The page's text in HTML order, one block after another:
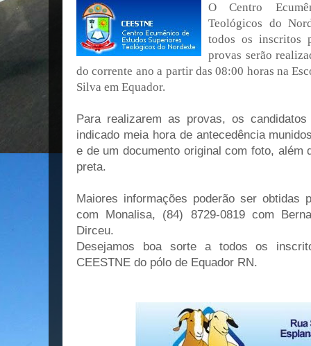
O Centro
Teológicos do
todos os inscritos
provas serão
do corrente ano a partir das 08:00 horas na
Silva em Equador.
Para realizarem as provas, os
indicado meia hora de antecedência
e de um documento original com foto, além
preta.
Maiores informações poderão ser obtidas
com Monalisa, (84) 8729-0819 com
Dirceu.
Desejamos boa sorte a todos os
CEESTNE do pólo de Equador RN.